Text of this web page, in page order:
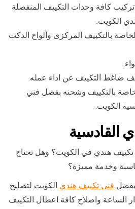
تركيب كافة وحدات التكييف المنفصلة
الكويت.
بالتكييف المركزى وألواح الدكت
ضاغط التكييف عن اداء عمله.
بالتكييف وشحنه بفضل فني
الكويت.
القادسية
هندي في الكويت؟ وهل تحتاج
وخدمة مميزة؟
بفضل فني تكييف هندي الكويت لتصليح
الساعة واصلاح كافة اعطال التكييف